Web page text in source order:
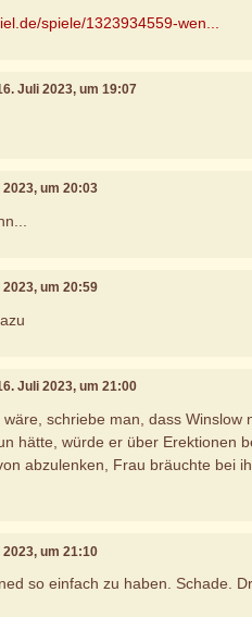
spiele/1323934559-wen...
Juli 2023, um 19:07
2023, um 20:03
2023, um 20:59
Juli 2023, um 21:00
wäre, schriebe man, dass Winslow
hätte, würde er über Erektionen
abzulenken, Frau bräuchte bei
2023, um 21:10
so einfach zu haben. Schade.